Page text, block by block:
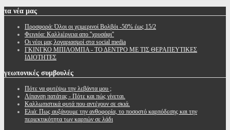
τα νέα μας
Προσφορά: Όλοι οι χειμερινοί Βολβόι -50% έως 15/2
Φειγιόα: Καλλιέργεια απο ''χρυσάφι''
Oι νέοι μας λογαριασμοί στα social media
ΓΚΙΝΓΚΟ ΜΠΙΛΟΜΠΑ - ΤΟ ΔΕΝΤΡΟ ΜΕ ΤΙΣ ΘΕΡΑΠΕΥΤΙΚΕΣ
ΙΔΙΟΤΗΤΕΣ
γεωπονικές συμβουλές
Πότε να φυτέψω την λεβάντα μου ;
Λίπανση πατάτας - Πότε και πώς γίνεται.
Καλλωπιστικά φυτά που αντέχουν σε σκιά.
Ελιά: Πως αυξάνουμε την ανθοφορία, το ποσοστό καρπόδεσης και την
περιεκτικότητα των καρπών σε λάδι